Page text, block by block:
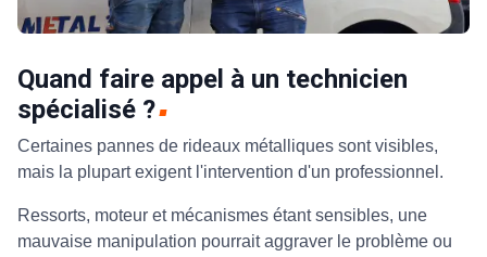
Quand faire appel à un technicien
spécialisé ?
Certaines pannes de rideaux métalliques sont visibles,
mais la plupart exigent l'intervention d'un professionnel.
Ressorts, moteur et mécanismes étant sensibles, une
mauvaise manipulation pourrait aggraver le problème ou